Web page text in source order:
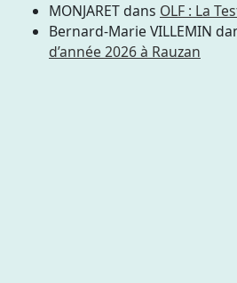
MONJARETdans OLF : La
Bernard-Marie VILLEMIN
d’année 2026 à Rauzan